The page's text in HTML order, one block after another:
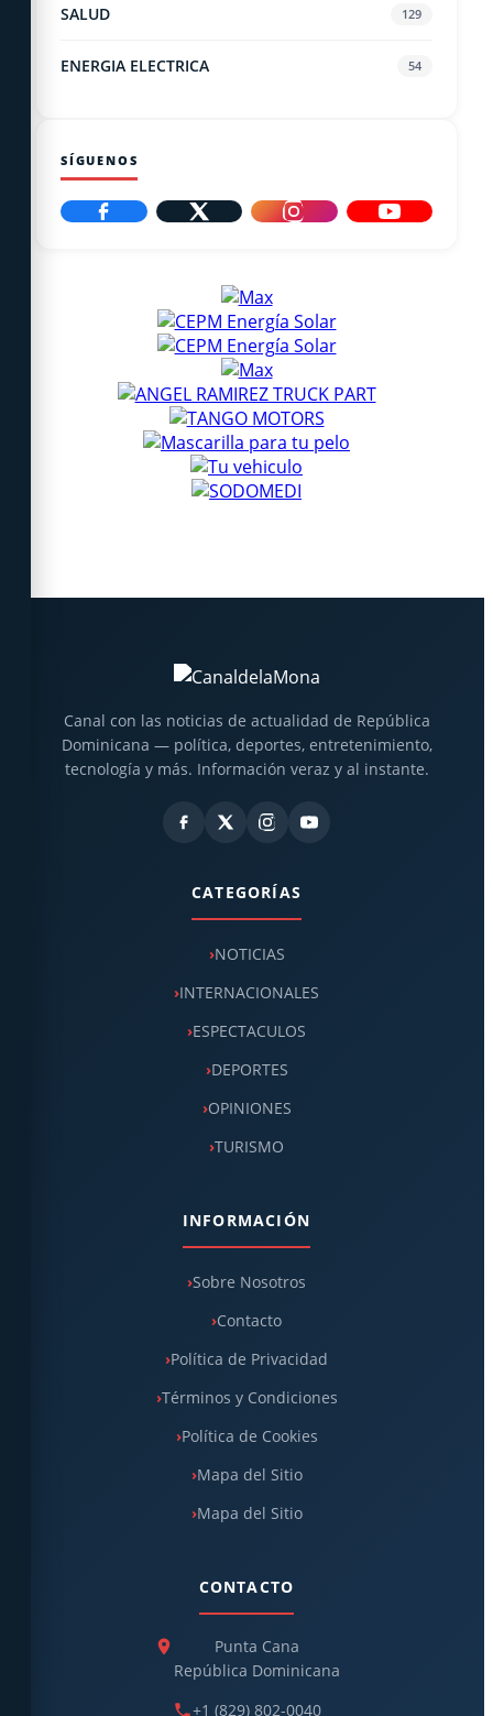
SALUD 129
ENERGIA ELECTRICA 54
SÍGUENOS
Canal con las noticias de actualidad de República
Dominicana — política, deportes, entretenimiento,
tecnología y más. Información veraz y al instante.
CATEGORÍAS
NOTICIAS
INTERNACIONALES
ESPECTACULOS
DEPORTES
OPINIONES
TURISMO
INFORMACIÓN
Sobre Nosotros
Contacto
Política de Privacidad
Términos y Condiciones
Política de Cookies
Mapa del Sitio
Mapa del Sitio
CONTACTO
Punta Cana
República Dominicana
+1 (829) 802-0040